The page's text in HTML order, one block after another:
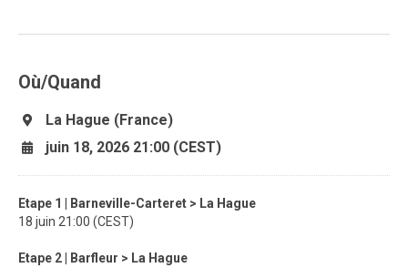
Où/Quand
La Hague (France)
juin 18, 2026 21:00 (CEST)
Etape 1 | Barneville-Carteret > La Hague
18 juin 21:00 (CEST)
Etape 2 | Barfleur > La Hague